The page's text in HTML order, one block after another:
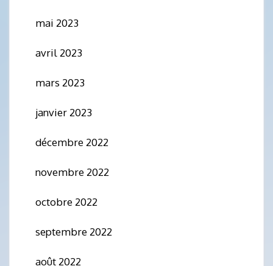
mai 2023
avril 2023
mars 2023
janvier 2023
décembre 2022
novembre 2022
octobre 2022
septembre 2022
août 2022